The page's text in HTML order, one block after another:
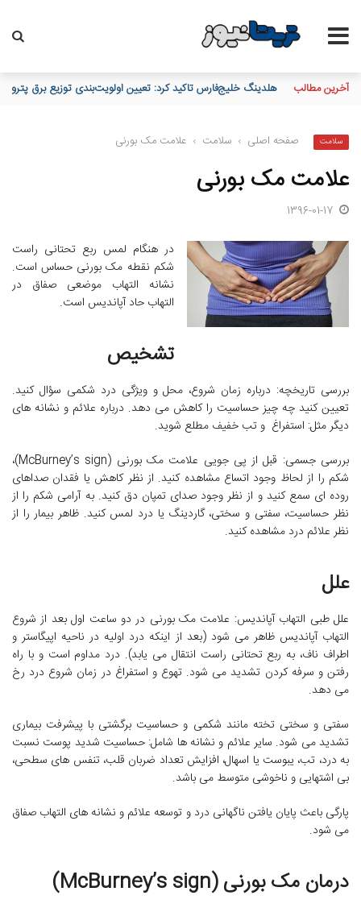
آخرین مطالب تقدیر و تشکر مدیرعامل پست بانک ایران از کلیه همکاران موثر در
سلامت صفحه اصلی › سلامت › علامت مک بورنی
علامت مک بورنی
1396-01-17
در هنگام لمس ربع تحتانی راست
شکم نقطه مک بورنی حساس است.
نشانه التهاب موضعی صفاق در
التهاب حاد آپاندیس است.
تشخیص
بررسی تاریخچه: درباره زمان شروع، محل و ویژگی درد شکمی سؤال کنید.
تعیین کنید چه چیز حساسیت را کاهش می دهد. درباره علائم و نشانه های
دیگر مثل: استفراغ و تب خفیف مطلع شوید.
بررسی جسمی: قبل از پی جویی علامت مک بورنی (McBurney’s sign)،
شکم را از لحاظ وجود اتساع مشاهده کنید. از نظر کاهش یا فقدان صداهای
روده ای سمع کنید و از نظر وجود صدای تمپان دق کنید. به آرامی شکم را از
نظر حساسیت، سفتی و سختی، گاردینگ یا درد لمس کنید. ظاهر بیمار را از
نظر علائم درد مشاهده کنید.
علل
علل طبی التهاب آپاندیس: علامت مک بورنی در دو ساعت اول بعد از شروع
التهاب آپاندیس ظاهر می شود (بعد از اینکه درد اولیه در ناحیه اپیگاستر و
اطراف ناف، به ربع تحتانی راست انتقال می یابد). درد مداوم است و با راه
رفتن و سرفه کردن تشدید می شود. تهوع و استفراغ در زمان شروع درد رخ
می دهد.
سفتی و سختی تخته مانند شکمی و حساسیت برگشتی با پیشرفت بیماری
تشدید می شود. سایر علائم و نشانه ها شامل: حساسیت شدید پوست نسبت
به درد، تب، یبوست یا اسهال، افزایش تعداد ضربان قلب، تنفس های سطحی،
بی اشتهایی و ناخوشی متوسط می باشد.
پارگی باعث پایان یافتن ناگهانی درد و توسعه علائم و نشانه های التهاب صفاق
می شود.
درمان مک بورنی (McBurney’s sign)